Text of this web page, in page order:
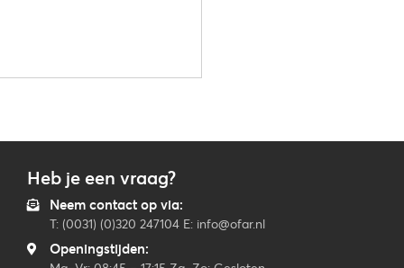
Heb je een vraag?
Neem contact op via:
T: (0031) (0)320 247104 E: info@ofar.nl
Openingstijden: